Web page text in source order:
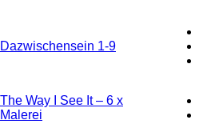
Dazwischensein 1-9
The Way I See It – 6 x
Malerei